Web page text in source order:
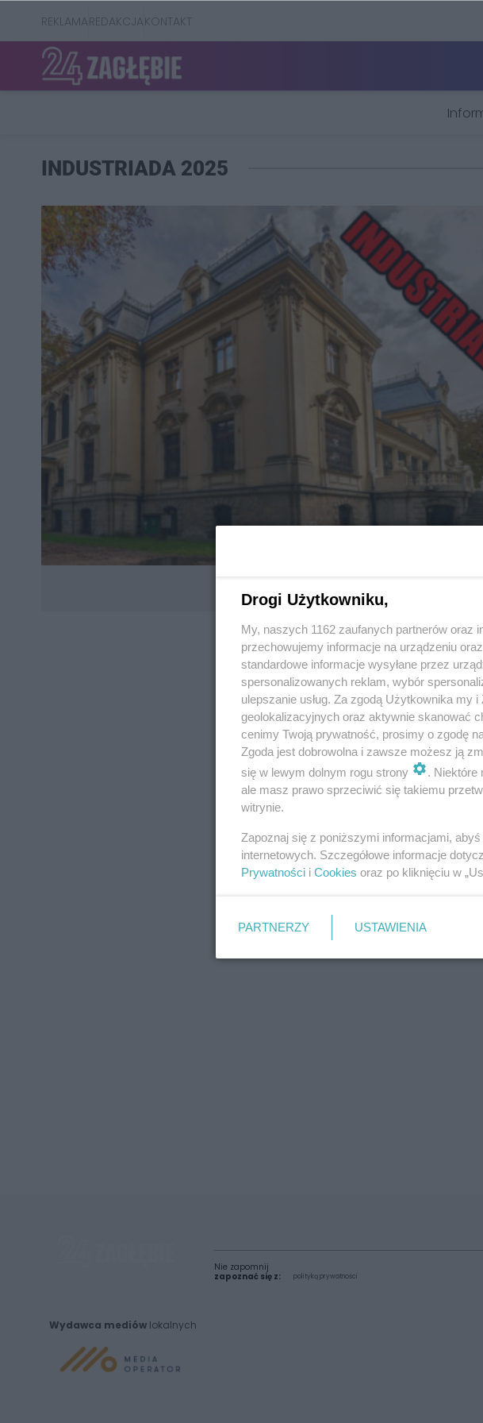
REKLAMAREDAKCJAKONTAKT
INDUSTRIADA 2025
REKLAMA
REKLAMA
Wydawca mediów lokalnych
Nie zapomnij
zapoznać się z:
polityką prywatności
Drogi Użytkowniku,
My, naszych 1162 zaufanych partnerów oraz
przechowujemy informacje na urządzeniu
standardowe informacje wysyłane przez
spersonalizowanych reklam, wybór
ulepszanie usług. Za zgodą Użytkownika my
geolokalizacyjnych oraz aktywnie skanować
cenimy Twoją prywatność, prosimy o zgodę
Zgoda jest dobrowolna i zawsze możesz ją
się w lewym dolnym rogu strony
. Niektóre
ale masz prawo sprzeciwić się takiemu
witrynie.
Zapoznaj się z poniższymi informacjami,
internetowych. Szczegółowe informacje
Prywatności i Cookies oraz po kliknięciu w
PARTNERZY USTAWIENIA